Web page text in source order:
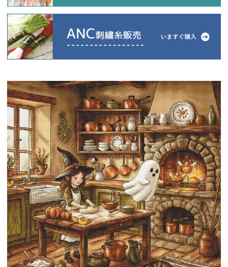
よくあるご質問
ご利用ガイド
返品特約について
新規会員登録
会員規約について
特定商取引法について
個人情報取り扱いについて
閉じる